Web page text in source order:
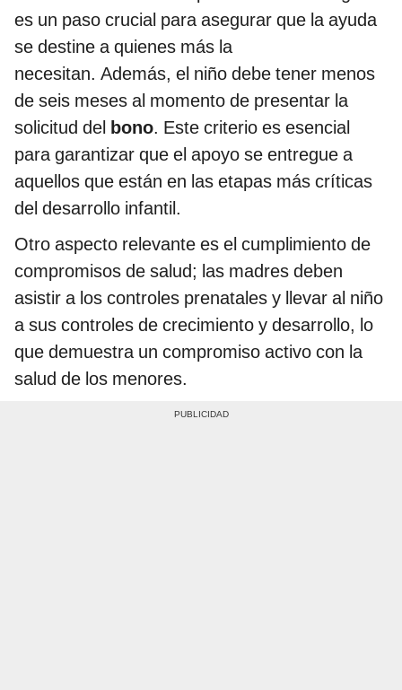
es un paso crucial para asegurar que la ayuda
se destine a quienes más la
necesitan. Además, el niño debe tener menos
de seis meses al momento de presentar la
solicitud del bono. Este criterio es esencial
para garantizar que el apoyo se entregue a
aquellos que están en las etapas más críticas
del desarrollo infantil.
Otro aspecto relevante es el cumplimiento de
compromisos de salud; las madres deben
asistir a los controles prenatales y llevar al niño
a sus controles de crecimiento y desarrollo, lo
que demuestra un compromiso activo con la
salud de los menores.